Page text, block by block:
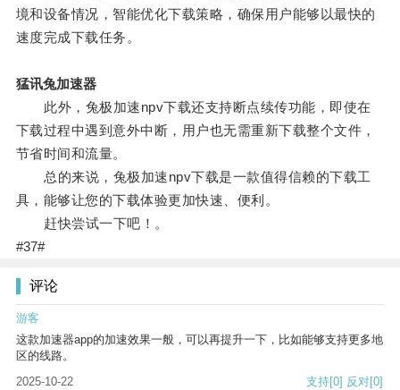
境和设备情况，智能优化下载策略，确保用户能够以最快的
速度完成下载任务。
猛讯兔加速器
此外，兔极加速npv下载还支持断点续传功能，即使在
下载过程中遇到意外中断，用户也无需重新下载整个文件，
节省时间和流量。
总的来说，兔极加速npv下载是一款值得信赖的下载工
具，能够让您的下载体验更加快速、便利。
赶快尝试一下吧！。
#37#
评论
游客
这款加速器app的加速效果一般，可以再提升一下，比如能够支持更多地
区的线路。
2025-10-22
支持[0] 反对[0]